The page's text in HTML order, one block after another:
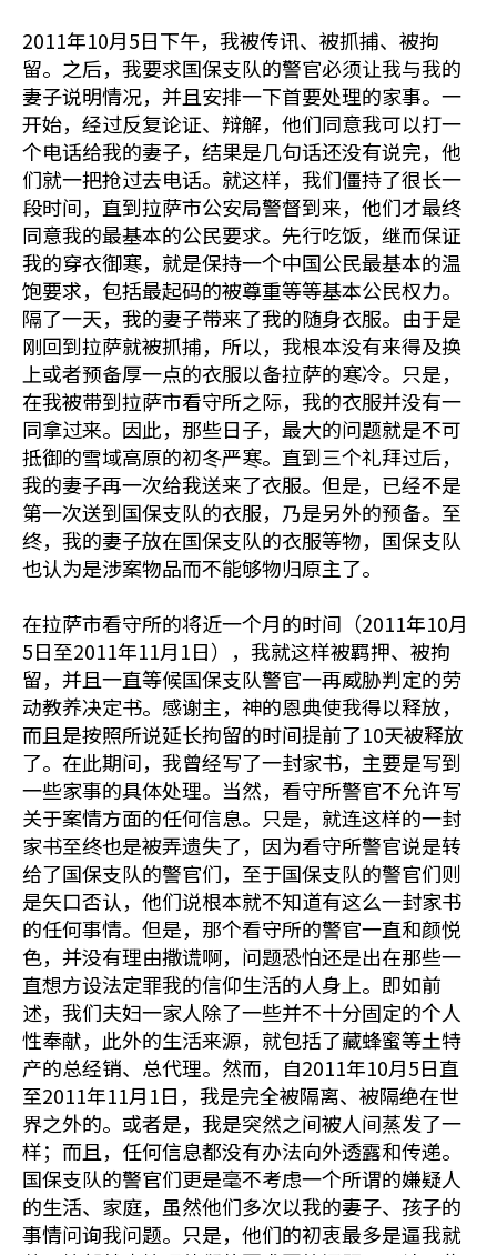
2011年10月5日下午，我被传讯、被抓捕、被拘
留。之后，我要求国保支队的警官必须让我与我的
妻子说明情况，并且安排一下首要处理的家事。一
开始，经过反复论证、辩解，他们同意我可以打一
个电话给我的妻子，结果是几句话还没有说完，他
们就一把抢过去电话。就这样，我们僵持了很长一
段时间，直到拉萨市公安局警督到来，他们才最终
同意我的最基本的公民要求。先行吃饭，继而保证
我的穿衣御寒，就是保持一个中国公民最基本的温
饱要求，包括最起码的被尊重等等基本公民权力。
隔了一天，我的妻子带来了我的随身衣服。由于是
刚回到拉萨就被抓捕，所以，我根本没有来得及换
上或者预备厚一点的衣服以备拉萨的寒冷。只是，
在我被带到拉萨市看守所之际，我的衣服并没有一
同拿过来。因此，那些日子，最大的问题就是不可
抵御的雪域高原的初冬严寒。直到三个礼拜过后，
我的妻子再一次给我送来了衣服。但是，已经不是
第一次送到国保支队的衣服，乃是另外的预备。至
终，我的妻子放在国保支队的衣服等物，国保支队
也认为是涉案物品而不能够物归原主了。
在拉萨市看守所的将近一个月的时间（2011年10月
5日至2011年11月1日），我就这样被羁押、被拘
留，并且一直等候国保支队警官一再威胁判定的劳
动教养决定书。感谢主，神的恩典使我得以释放，
而且是按照所说延长拘留的时间提前了10天被释放
了。在此期间，我曾经写了一封家书，主要是写到
一些家事的具体处理。当然，看守所警官不允许写
关于案情方面的任何信息。只是，就连这样的一封
家书至终也是被弄遗失了，因为看守所警官说是转
给了国保支队的警官们，至于国保支队的警官们则
是矢口否认，他们说根本就不知道有这么一封家书
的任何事情。但是，那个看守所的警官一直和颜悦
色，并没有理由撒谎啊，问题恐怕还是出在那些一
直想方设法定罪我的信仰生活的人身上。即如前
述，我们夫妇一家人除了一些并不十分固定的个人
性奉献，此外的生活来源，就包括了藏蜂蜜等土特
产的总经销、总代理。然而，自2011年10月5日直
至2011年11月1日，我是完全被隔离、被隔绝在世
界之外的。或者是，我是突然之间被人间蒸发了一
样；而且，任何信息都没有办法向外透露和传递。
国保支队的警官们更是毫不考虑一个所谓的嫌疑人
的生活、家庭，虽然他们多次以我的妻子、孩子的
事情问询我问题。只是，他们的初衷最多是逼我就